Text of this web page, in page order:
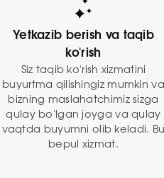
Yetkazib berish va taqib
ko'rish
Siz taqib ko'rish xizmatini
buyurtma qilishingiz mumkin va
bizning maslahatchimiz sizga
qulay bo'lgan joyga va qulay
vaqtda buyumni olib keladi. Bu
bepul xizmat.